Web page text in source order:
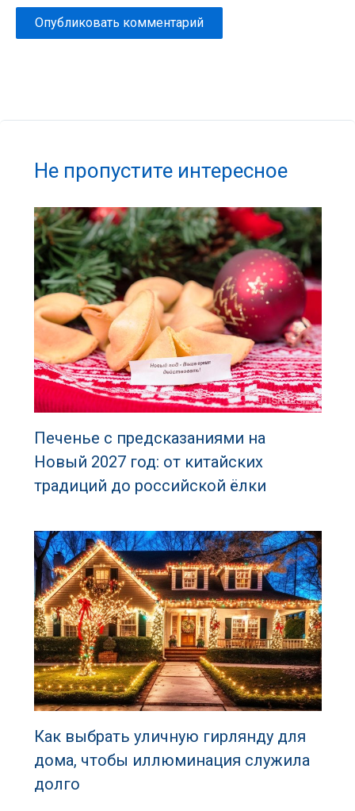
Не пропустите интересное
Печенье с предсказаниями на
Новый 2027 год: от китайских
традиций до российской ёлки
Как выбрать уличную гирлянду для
дома, чтобы иллюминация служила
долго